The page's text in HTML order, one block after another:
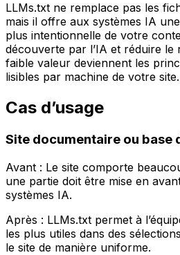
LLMs.txt ne remplace pas les
mais il offre aux systèmes IA
plus intentionnelle de votre
découverte par l’IA et réduire le
faible valeur deviennent les
lisibles par machine de votre site.
Cas d’usage
Site documentaire ou base
Avant : Le site comporte
une partie doit être mise en
systèmes IA.
Après : LLMs.txt permet à
les plus utiles dans des
le site de manière uniforme.